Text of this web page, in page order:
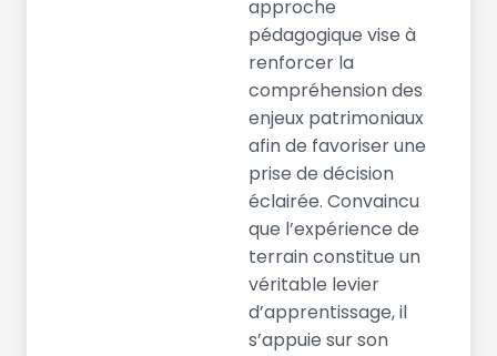
approche
pédagogique vise à
renforcer la
compréhension des
enjeux patrimoniaux
afin de favoriser une
prise de décision
éclairée. Convaincu
que l’expérience de
terrain constitue un
véritable levier
d’apprentissage, il
s’appuie sur son